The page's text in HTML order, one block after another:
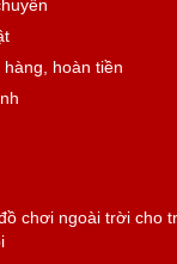
hoàn tiền
chơi ngoài trời cho